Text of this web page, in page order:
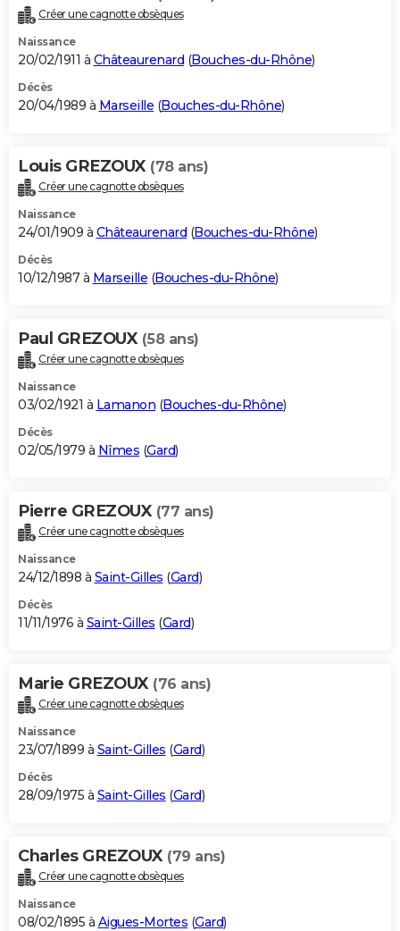
Créer une cagnotte obsèques
Naissance
20/02/1911 à Châteaurenard (Bouches-du-Rhône)
Décès
20/04/1989 à Marseille (Bouches-du-Rhône)
Louis GREZOUX (78 ans)
Créer une cagnotte obsèques
Naissance
24/01/1909 à Châteaurenard (Bouches-du-Rhône)
Décès
10/12/1987 à Marseille (Bouches-du-Rhône)
Paul GREZOUX (58 ans)
Créer une cagnotte obsèques
Naissance
03/02/1921 à Lamanon (Bouches-du-Rhône)
Décès
02/05/1979 à Nîmes (Gard)
Pierre GREZOUX (77 ans)
Créer une cagnotte obsèques
Naissance
24/12/1898 à Saint-Gilles (Gard)
Décès
11/11/1976 à Saint-Gilles (Gard)
Marie GREZOUX (76 ans)
Créer une cagnotte obsèques
Naissance
23/07/1899 à Saint-Gilles (Gard)
Décès
28/09/1975 à Saint-Gilles (Gard)
Charles GREZOUX (79 ans)
Créer une cagnotte obsèques
Naissance
08/02/1895 à Aigues-Mortes (Gard)